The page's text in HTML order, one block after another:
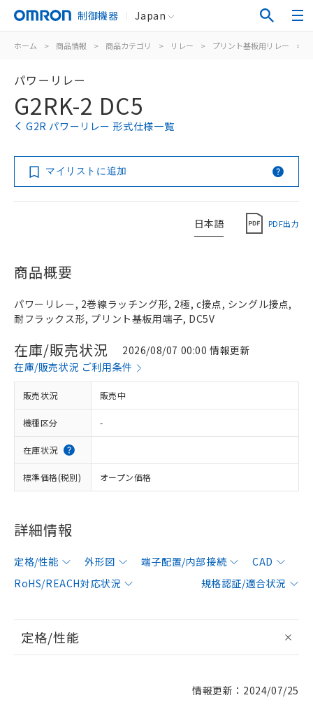
制御機器 Japan
ホーム > 商品情報 > 商品カテゴリ > リレー > プリント基板用リレー >
パワーリレー
G2RK-2 DC5
G2R パワーリレー 形式仕様一覧
マイリストに追加
日本語 PDF出力
商品概要
パワーリレー, 2巻線ラッチング形, 2極, c接点, シングル接点,
耐フラックス形, プリント基板用端子, DC5V
在庫/販売状況
2026/08/07 00:00 情報更新
在庫/販売状況 ご利用条件
販売状況 販売中
機種区分 -
在庫状況
標準価格(税別) オープン価格
詳細情報
定格/性能 外形図 端子配置/内部接続
CAD
RoHS/REACH対応状況
規格認証/適合状況
定格/性能
情報更新：2024/07/25